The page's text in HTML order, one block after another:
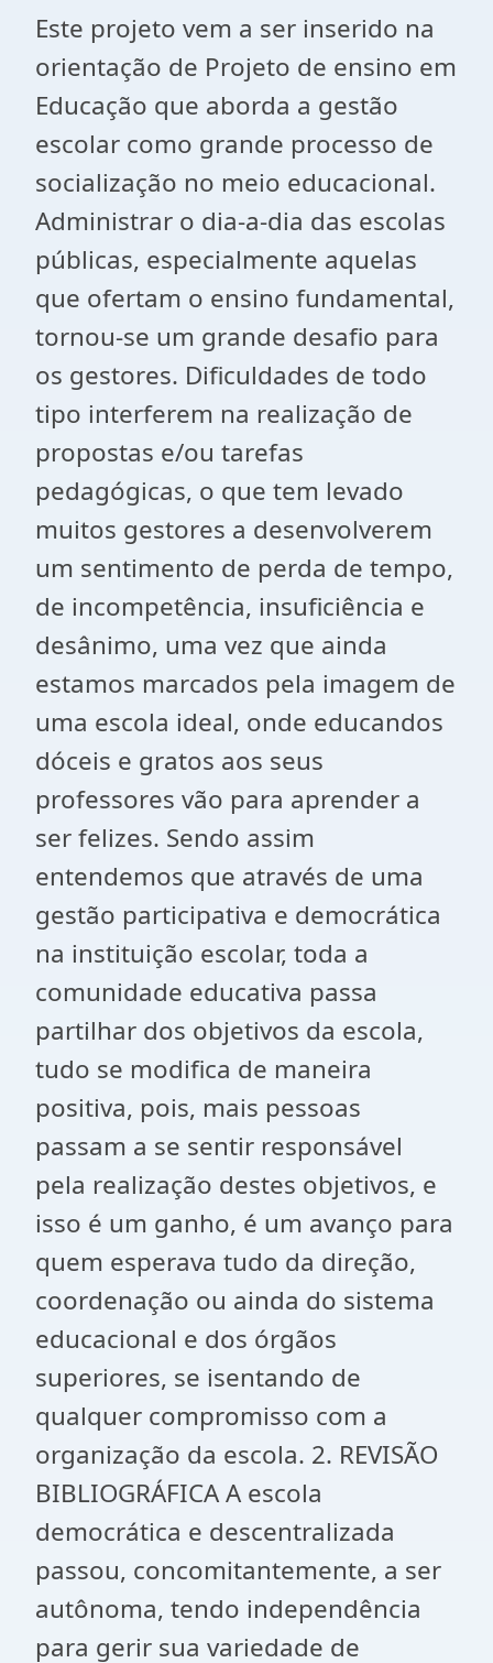
Este projeto vem a ser inserido na
orientação de Projeto de ensino em
Educação que aborda a gestão
escolar como grande processo de
socialização no meio educacional.
Administrar o dia-a-dia das escolas
públicas, especialmente aquelas
que ofertam o ensino fundamental,
tornou-se um grande desafio para
os gestores. Dificuldades de todo
tipo interferem na realização de
propostas e/ou tarefas
pedagógicas, o que tem levado
muitos gestores a desenvolverem
um sentimento de perda de tempo,
de incompetência, insuficiência e
desânimo, uma vez que ainda
estamos marcados pela imagem de
uma escola ideal, onde educandos
dóceis e gratos aos seus
professores vão para aprender a
ser felizes. Sendo assim
entendemos que através de uma
gestão participativa e democrática
na instituição escolar, toda a
comunidade educativa passa
partilhar dos objetivos da escola,
tudo se modifica de maneira
positiva, pois, mais pessoas
passam a se sentir responsável
pela realização destes objetivos, e
isso é um ganho, é um avanço para
quem esperava tudo da direção,
coordenação ou ainda do sistema
educacional e dos órgãos
superiores, se isentando de
qualquer compromisso com a
organização da escola. 2. REVISÃO
BIBLIOGRÁFICA A escola
democrática e descentralizada
passou, concomitantemente, a ser
autônoma, tendo independência
para gerir sua variedade de